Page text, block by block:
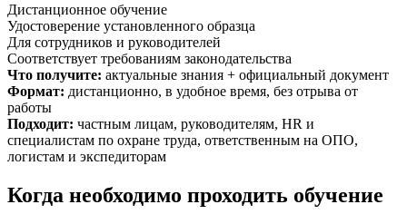
Дистанционное обучение
Удостоверение установленного образца
Для сотрудников и руководителей
Соответствует требованиям законодательства
Что получите: актуальные знания + официальный документ
Формат: дистанционно, в удобное время, без отрыва от
работы
Подходит: частным лицам, руководителям, HR и
специалистам по охране труда, ответственным на ОПО,
логистам и экспедиторам
Когда необходимо проходить обучение